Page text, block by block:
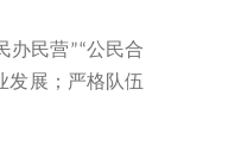
办民营”“公民合
发展；严格队伍